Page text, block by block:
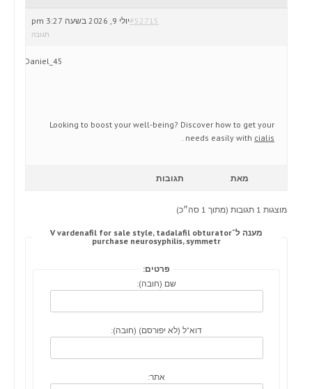
יולי 9, 2026 בשעה 3:27 pm#52715
תגובה
Daniel_45
Looking to boost your well-being? Discover how to get your
needs easily with cialis
.
מאת תגובות
מוצגות 1 תגובות (מתוך 1 סה״כ)
מענה ל־V vardenafil for sale style, tadalafil obturator
purchase neurosyphilis, symmetr
פרטים:
שם (חובה):
דוא"ל (לא יפורסם) (חובה):
אתר: